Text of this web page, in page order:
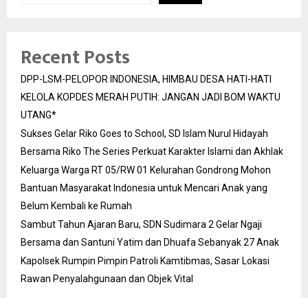
Recent Posts
DPP-LSM-PELOPOR INDONESIA, HIMBAU DESA HATI-HATI
KELOLA KOPDES MERAH PUTIH: JANGAN JADI BOM WAKTU
UTANG*
Sukses Gelar Riko Goes to School, SD Islam Nurul Hidayah
Bersama Riko The Series Perkuat Karakter Islami dan Akhlak
Keluarga Warga RT 05/RW 01 Kelurahan Gondrong Mohon
Bantuan Masyarakat Indonesia untuk Mencari Anak yang
Belum Kembali ke Rumah
Sambut Tahun Ajaran Baru, SDN Sudimara 2 Gelar Ngaji
Bersama dan Santuni Yatim dan Dhuafa Sebanyak 27 Anak
Kapolsek Rumpin Pimpin Patroli Kamtibmas, Sasar Lokasi
Rawan Penyalahgunaan dan Objek Vital